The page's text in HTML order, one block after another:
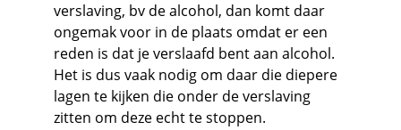
verslaving, bv de alcohol, dan komt daar
ongemak voor in de plaats omdat er een
reden is dat je verslaafd bent aan alcohol.
Het is dus vaak nodig om daar die diepere
lagen te kijken die onder de verslaving
zitten om deze echt te stoppen.